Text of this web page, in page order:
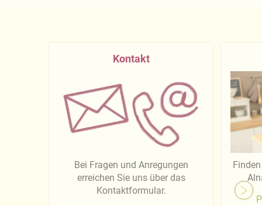
Kontakt
Bei Fragen und Anregungen
erreichen Sie uns über das
Kontaktformular.